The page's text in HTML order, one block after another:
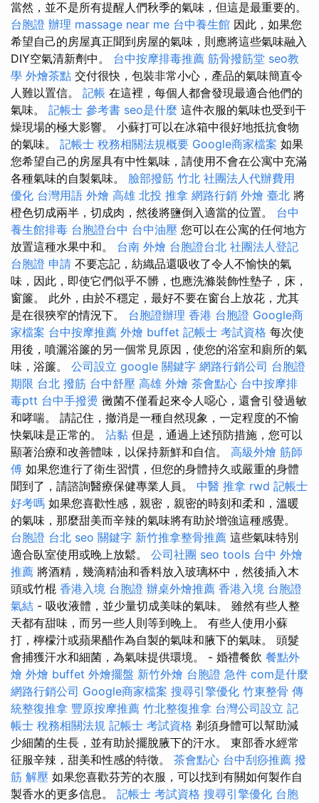
當然，並不是所有提醒人們秋季的氣味，但這是最重要的。
台胞證 辦理 massage near me 台中養生館 因此，如果您
希望自己的房屋真正聞到房屋的氣味，則應將這些氣味融入
DIY空氣清新劑中。 台中按摩排毒推薦 筋骨撥筋堂 seo教
學 外燴茶點 交付很快，包裝非常小心，產品的氣味簡直令
人難以置信。 記帳 在這裡，每個人都會發現最適合他們的
氣味。 記帳士 參考書 seo是什麼 這件衣服的氣味也受到干
燥現場的極大影響。 小蘇打可以在冰箱中很好地抵抗食物
的氣味。 記帳士 稅務相關法規概要 Google商家檔案 如果
您希望自己的房屋具有中性氣味，請使用不會在公寓中充滿
各種氣味的自製氣味。 臉部撥筋 竹北 社團法人代辦費用
優化 台灣用語 外燴 高雄 北投 推拿 網路行銷 外燴 臺北 將
橙色切成兩半，切成肉，然後將鹽倒入適當的位置。 台中
養生館排毒 台胞證台中 台中油壓 您可以在公寓的任何地方
放置這種水果中和。 台南 外燴 台胞證台北 社團法人登記
台胞證 申請 不要忘記，紡織品還吸收了令人不愉快的氣
味，因此，即使它們似乎不髒，也應洗滌裝飾性墊子，床，
窗簾。 此外，由於不穩定，最好不要在窗台上放花，尤其
是在很狹窄的情況下。 台胞證辦理 香港 台胞證 Google商
家檔案 台中按摩推薦 外燴 buffet 記帳士 考試資格 每次使
用後，噴灑浴簾的另一個常見原因，使您的浴室和廁所的氣
味，浴簾。 公司設立 google 關鍵字 網路行銷公司 台胞證
期限 台北 撥筋 台中舒壓 高雄 外燴 茶會點心 台中按摩排
毒ptt 台中手撥燙 黴菌不僅看起來令人噁心，還會引發過敏
和哮喘。 請記住，撤消是一種自然現象，一定程度的不愉
快氣味是正常的。 沾黏 但是，通過上述預防措施，您可以
顯著治療和改善體味，以保持新鮮和自信。 高級外燴 筋師
傅 如果您進行了衛生習慣，但您的身體持久或嚴重的身體
聞到了，請諮詢醫療保健專業人員。 中醫 推拿 rwd 記帳士
好考嗎 如果您喜歡性感，親密，親密的時刻和柔和，溫暖
的氣味，那麼甜美而辛辣的氣味將有助於增強這種感覺。
台胞證 台北 seo 關鍵字 新竹推拿整骨推薦 這些氣味特別
適合臥室使用或晚上放鬆。 公司社團 seo tools 台中 外燴
推薦 將酒精，幾滴精油和香料放入玻璃杯中，然後插入木
頭或竹棍 香港入境 台胞證 辦桌外燴推薦 香港入境 台胞證
氣結 - 吸收液體，並少量切成美味的氣味。 雖然有些人整
天都有甜味，而另一些人則等到晚上。 有些人使用小蘇
打，檸檬汁或蘋果醋作為自製的氣味和腋下的氣味。 頭髮
會捕獲汗水和細菌，為氣味提供環境。 - 婚禮餐飲 餐點外
燴 外燴 buffet 外燴擺盤 新竹外燴 台胞證 急件 com是什麼
網路行銷公司 Google商家檔案 搜尋引擎優化 竹東整骨 傳
統整復推拿 豐原按摩推薦 竹北整復推拿 台灣公司設立 記
帳士 稅務相關法規 記帳士 考試資格 剃須身體可以幫助減
少細菌的生長，並有助於擺脫腋下的汗水。 東部香水經常
征服辛辣，甜美和性感的特徵。 茶會點心 台中刮痧推薦 撥
筋 解壓 如果您喜歡芬芳的衣服，可以找到有關如何製作自
製香水的更多信息。 記帳士 考試資格 搜尋引擎優化 台胞